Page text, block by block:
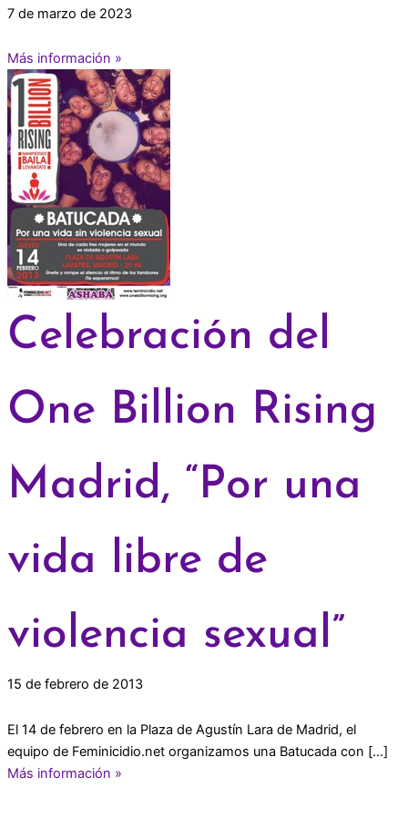
7 de marzo de 2023
Más información »
Celebración del
One Billion Rising
Madrid, “Por una
vida libre de
violencia sexual”
15 de febrero de 2013
El 14 de febrero en la Plaza de Agustín Lara de Madrid, el
equipo de Feminicidio.net organizamos una Batucada con […]
Más información »